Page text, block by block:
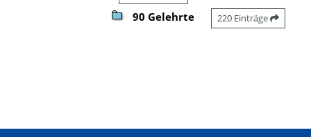
90 Gelehrte 220 Einträge